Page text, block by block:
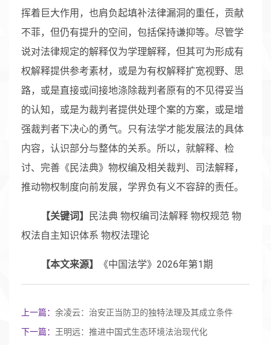
挥着巨大作用，也肩负起填补法律漏洞的重任，贡献
不菲，但仍有提升的空间，包括保持谦抑等。尽管学
说对法律规定的解释仅为学理解释，但其可为形成有
权解释提供参考素材，或是为有权解释扩宽视野、思
路，或是直接或间接地涤除裁判者原有的不见得妥当
的认知，或是为裁判者提供处理个案的方案，或是增
强裁判者下决心的勇气。只有法学才能发展法的具体
内容，认识部分与整体的关系。所以，就解释、检
讨、完善《民法典》物权编及相关裁判、司法解释，
推动物权制度向前发展，学界负有义不容辞的责任。
【关键词】
民法典 物权编司法解释 物权规范 物
权法自主知识体系 物权法理论
【本文来源】 《中国法学》2026年第1期
上一篇： 余凌云：治安正当防卫的独特法理及其成立条件
下一篇： 王明远：推进中国式生态环境法治现代化